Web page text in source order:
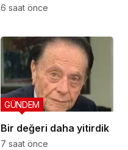
6 saat önce
Bir değeri daha yitirdik
GÜNDEM
7 saat önce